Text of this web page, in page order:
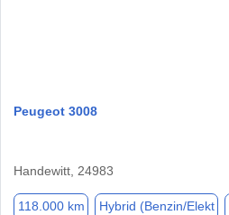
Peugeot 3008
Handewitt, 24983
118.000 km Hybrid (Benzin/Elekt